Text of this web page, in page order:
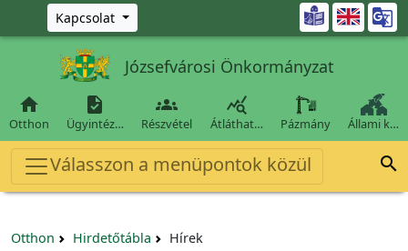
Ugrás a fő tartalomra
Kapcsolat 
Józsefvárosi Önkormányzat

Otthon

Ügyintéz…

Részvétel

Átláthat… Pázmány Állami k…
Válasszon a menüpontok közül 
Otthon Hirdetőtábla Hírek